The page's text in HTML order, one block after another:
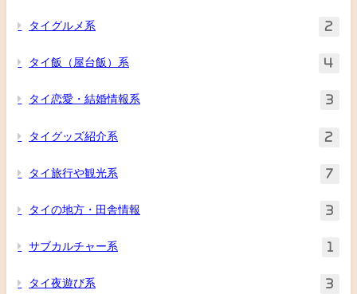
タイグルメ系 2
タイ飯（屋台飯）系 4
タイ恋愛・結婚情報系 3
タイグッズ紹介系 2
タイ旅行や観光系 7
タイの地方・田舎情報 3
サブカルチャー系 1
タイ夜遊び系 3